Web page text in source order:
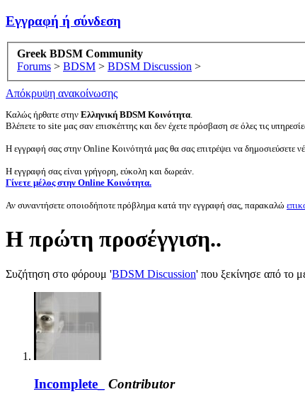
Εγγραφή ή σύνδεση
Greek BDSM Community
Forums > BDSM > BDSM Discussion >
Απόκρυψη ανακοίνωσης
Καλώς ήρθατε στην Ελληνική BDSM Κοινότητα.
Βλέπετε το site μας σαν επισκέπτης και δεν έχετε πρόσβαση σε όλες τις
Η εγγραφή σας στην Online Κοινότητά μας θα σας επιτρέψει να
Η εγγραφή σας είναι γρήγορη, εύκολη και δωρεάν.
Γίνετε μέλος στην Online Κοινότητα.
Αν συναντήσετε οποιοδήποτε πρόβλημα κατά την εγγραφή σας, παρακαλώ
Η πρώτη προσέγγιση..
Συζήτηση στο φόρουμ 'BDSM Discussion' που ξεκίνησε από το
Incomplete_ Contributor